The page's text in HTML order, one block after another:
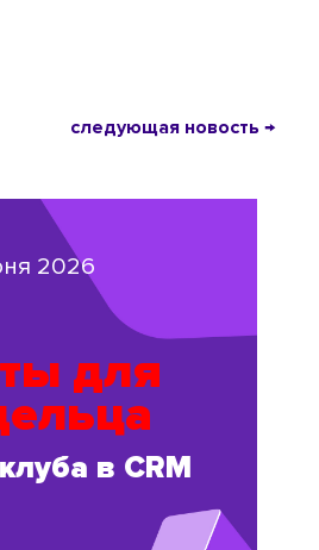
следующая новость →
2026
для
в CRM